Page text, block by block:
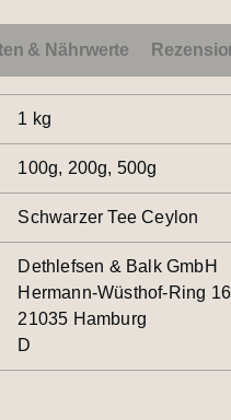
& Nährwerte
1 kg
100g, 200g, 500g
Schwarzer Tee Ceylon
Dethlefsen & Balk GmbH
Hermann-Wüsthof-Ring 16
21035 Hamburg
D